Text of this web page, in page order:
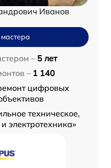
Иванов
– 5 лет
– 1 140
цифровых
техническое,
электротехника»